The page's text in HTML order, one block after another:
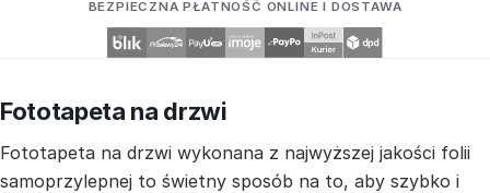
BEZPIECZNA PŁATNOŚĆ ONLINE I DOSTAWA
Fototapeta na drzwi
Fototapeta na drzwi wykonana z najwyższej jakości folii
samoprzylepnej to świetny sposób na to, aby szybko i